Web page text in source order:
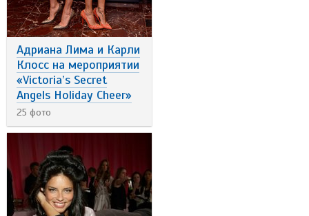
Адриана Лима и Карли
Клосс на мероприятии
«Victoria’s Secret
Angels Holiday Cheer»
25 фото